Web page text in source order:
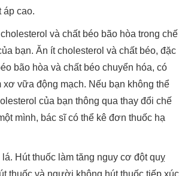
áp cao.
và chất béo bão hòa trong chế
bạn. Ăn ít cholesterol và chất béo, đặc
bão hòa và chất béo chuyển hóa, có
xơ vữa động mạch. Nếu bạn không thể
của bạn thông qua thay đổi chế
mình, bác sĩ có thể kê đơn thuốc hạ
lá. Hút thuốc làm tăng nguy cơ đột quỵ
thuốc và người không hút thuốc tiếp xúc